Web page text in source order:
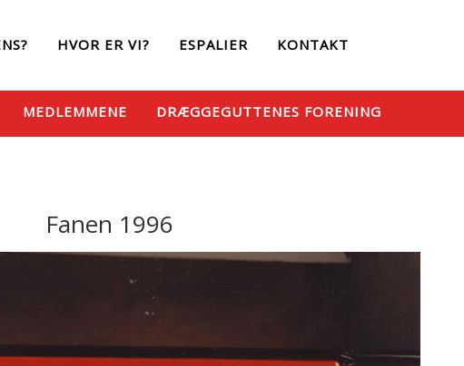
HVOR ER VI? ESPALIER KONTAKT
MEDLEMMENE DRÆGGEGUTTENES FORENING
Fanen 1996